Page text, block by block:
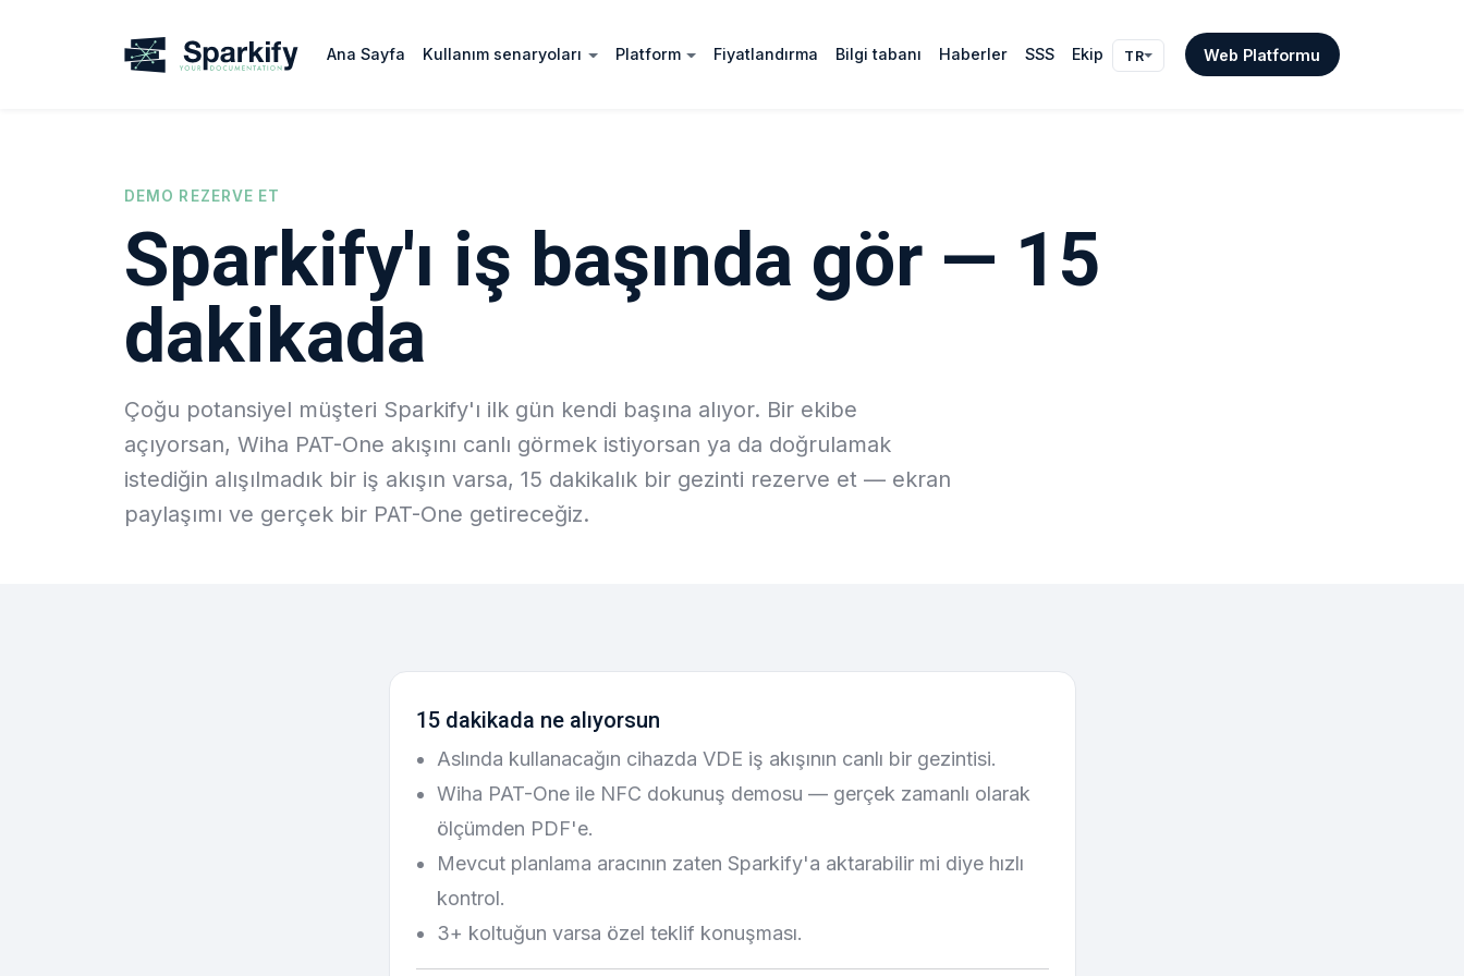
Ana Sayfa Kullanım senaryoları Platform Fiyatlandırma Bilgi tabanı Haberler SSS Ekip TR Web Platformu
DEMO REZERVE ET
Sparkify'ı iş başında gör — 15
dakikada
Çoğu potansiyel müşteri Sparkify'ı ilk gün kendi başına alıyor. Bir ekibe
açıyorsan, Wiha PAT-One akışını canlı görmek istiyorsan ya da doğrulamak
istediğin alışılmadık bir iş akışın varsa, 15 dakikalık bir gezinti rezerve et — ekran
paylaşımı ve gerçek bir PAT-One getireceğiz.
15 dakikada ne alıyorsun
Aslında kullanacağın cihazda VDE iş akışının canlı bir gezintisi.
Wiha PAT-One ile NFC dokunuş demosu — gerçek zamanlı olarak
ölçümden PDF'e.
Mevcut planlama aracının zaten Sparkify'a aktarabilir mi diye hızlı
kontrol.
3+ koltuğun varsa özel teklif konuşması.